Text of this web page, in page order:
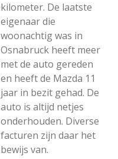
kilometer. De laatste
eigenaar die
woonachtig was in
Osnabruck heeft meer
met de auto gereden
en heeft de Mazda 11
jaar in bezit gehad. De
auto is altijd netjes
onderhouden. Diverse
facturen zijn daar het
bewijs van.